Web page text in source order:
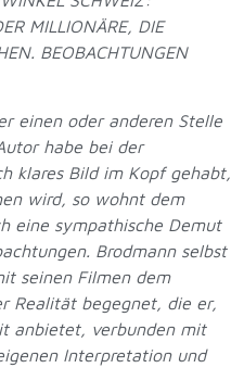
MILLIONÄRE, DIE
BEOBACHTUNGEN
einen oder anderen Stelle
habe bei der
klares Bild im Kopf gehabt,
wird, so wohnt dem
eine sympathische Demut
Brodmann selbst
seinen Filmen dem
Realität begegnet, die er,
anbietet, verbunden mit
Interpretation und